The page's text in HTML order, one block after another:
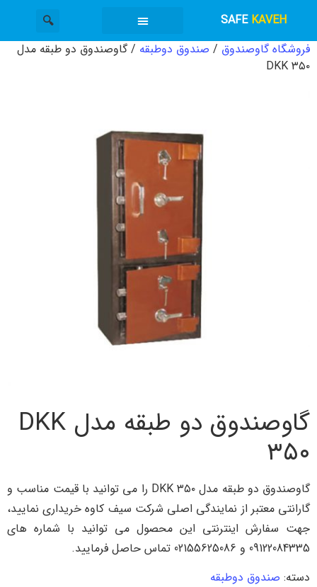
SAFE KAVEH
فروشگاه گاوصندوق / صندوق دوطبقه / گاوصندوق دو طبقه مدل
DKK ۳۵۰
گاوصندوق دو طبقه مدل DKK
۳۵۰
گاوصندوق دو طبقه مدل DKK ۳۵۰ را می توانید با قیمت مناسب و
گارانتی معتبر از نمایندگی اصلی شرکت سیف کاوه خریداری نمایید،
جهت سفارش اینترنتی این محصول می توانید با شماره های
09122084335 و 02155625086 تماس حاصل فرمایید.
دسته: صندوق دوطبقه